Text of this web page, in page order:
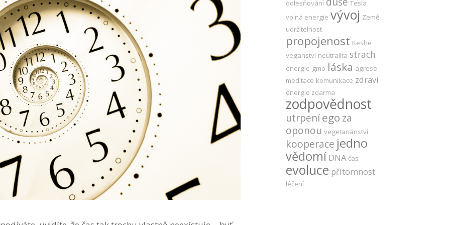
odlesňování
Tesla
volná energie vývoj Země
udržitelnost
propojenost Keshe
veganství neutralita strach
energie gmo láska agrese
meditace komunikace zdraví
energie zdarma
zodpovědnost
utrpeníego za
oponou vegetariánství
kooperace jedno
vědomí DNA čas
evoluce přítomnost
léčení